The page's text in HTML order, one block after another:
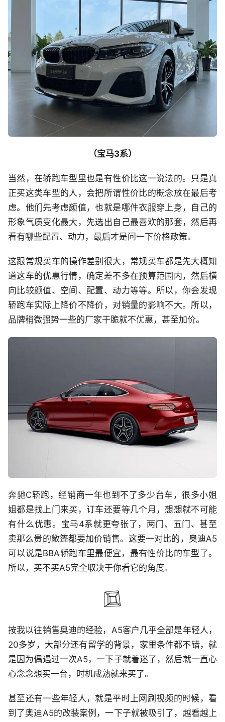
（宝马3系）
当然，在轿跑车型里也是有性价比这一说法的。只是真
正买这类车型的人，会把所谓性价比的概念放在最后考
虑。他们先考虑颜值，也就是哪件衣服穿上身，自己的
形象气质变化最大，先选出自己最喜欢的那套，然后再
看有哪些配置、动力，最后才是问一下价格政策。
这跟常规买车的操作差别很大，常规买车都是先大概知
道这车的优惠行情，确定差不多在预算范围内，然后横
向比较颜值、空间、配置、动力等等。所以，你会发现
轿跑车实际上降价不降价，对销量的影响不大。所以，
品牌稍微强势一些的厂家干脆就不优惠，甚至加价。
奔驰C轿跑，经销商一年也到不了多少台车，很多小姐
姐都是找上门来买，订车还要等几个月，想想就不可能
有什么优惠。宝马4系就更夸张了，两门、五门、甚至
卖那么贵的敞篷都要加价销售。这要一对比的，奥迪A5
可以说是BBA轿跑车里最便宜，最有性价比的车型了。
所以，买不买A5完全取决于你看它的角度。
按我以往销售奥迪的经验，A5客户几乎全部是年轻人，
20多岁，大部分还有留学的背景，家里条件都不错，就
是因为偶遇过一次A5，一下子就着迷了，然后就一直心
心念念想买一台，时机成熟就来买了。
甚至还有一些年轻人，就是平时上网刷视频的时候，看
到了奥迪A5的改装案例，一下子就被吸引了，越看越上